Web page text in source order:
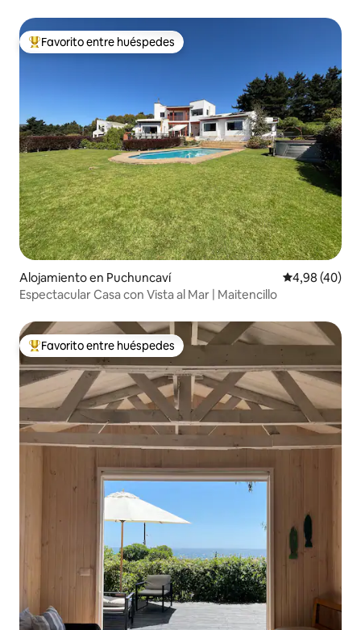
Favorito entre los huéspedes más destacados
Favorito entre huéspedes
Alojamiento en Puchuncaví Calificación
4,98 (40)
Espectacular Casa con Vista al Mar | Maitencillo
Favorito entre los huéspedes más destacados
Favorito entre huéspedes